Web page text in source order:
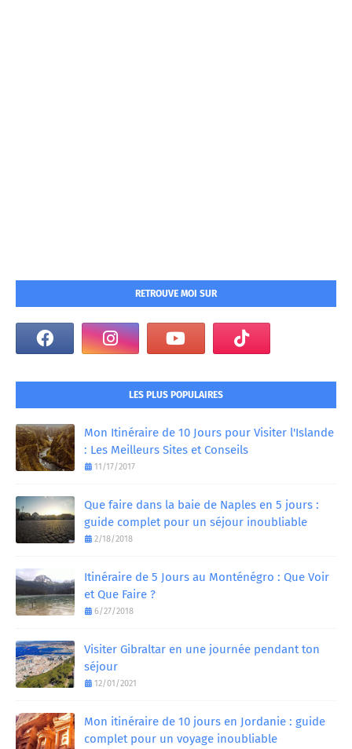
RETROUVE MOI SUR
LES PLUS POPULAIRES
Mon Itinéraire de 10 Jours pour Visiter l'Islande
: Les Meilleurs Sites et Conseils
11/17/2017
Que faire dans la baie de Naples en 5 jours :
guide complet pour un séjour inoubliable
2/18/2018
Itinéraire de 5 Jours au Monténégro : Que Voir
et Que Faire ?
6/27/2018
Visiter Gibraltar en une journée pendant ton
séjour
12/01/2021
Mon itinéraire de 10 jours en Jordanie : guide
complet pour un voyage inoubliable